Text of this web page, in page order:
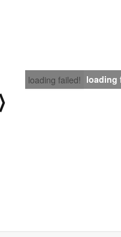
loading failed! loading